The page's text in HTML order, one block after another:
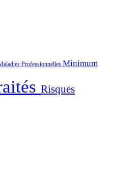
Professionnelles Minimum
Risques